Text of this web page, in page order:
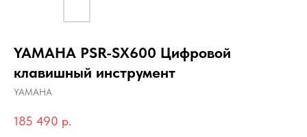
YAMAHA PSR-SX600 Цифровой
клавишный инструмент
YAMAHA
185 490 р.